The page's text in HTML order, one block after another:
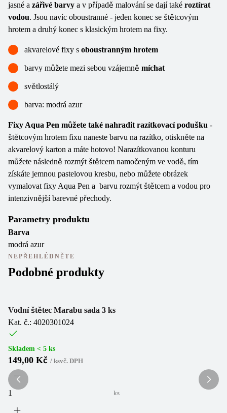
jasné a zářivé barvy a v případě malování se dají také roztírat
vodou. Jsou navíc oboustranné - jeden konec se štětcovým
hrotem a druhý konec s klasickým hrotem na fixy.
akvarelové fixy s oboustranným hrotem
barvy můžete mezi sebou vzájemně míchat
světlostálý
barva: modrá azur
Fixy Aqua Pen můžete také nahradit razítkovací podušku -
štětcovým hrotem fixu naneste barvu na razítko, otiskněte na
akvarelový karton a máte hotovo! Narazítkovanou konturu
můžete následně rozmýt štětcem namočeným ve vodě, tím
získáte jemnou pastelovou kresbu, nebo můžete obrázek
vymalovat fixy Aqua Pen a barvu rozmýt štětcem a vodou pro
intenzivnější barevné přechody.
Parametry produktu
Barva
modrá azur
NEPŘEHLÉDNĚTE
Podobné produkty
Vodní štětec Marabu sada 3 ks
Kat. č.: 4020301024
Skladem < 5 ks
149,00 Kč / ksvč. DPH
ks